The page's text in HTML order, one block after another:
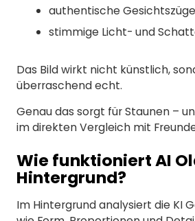
authentische Gesichtszüge
stimmige Licht- und
Das Bild wirkt nicht künstlich,
überraschend echt.
Genau das sorgt für Staunen –
im direkten Vergleich mit
Wie funktioniert AI
Hintergrund?
Im Hintergrund analysiert die KI